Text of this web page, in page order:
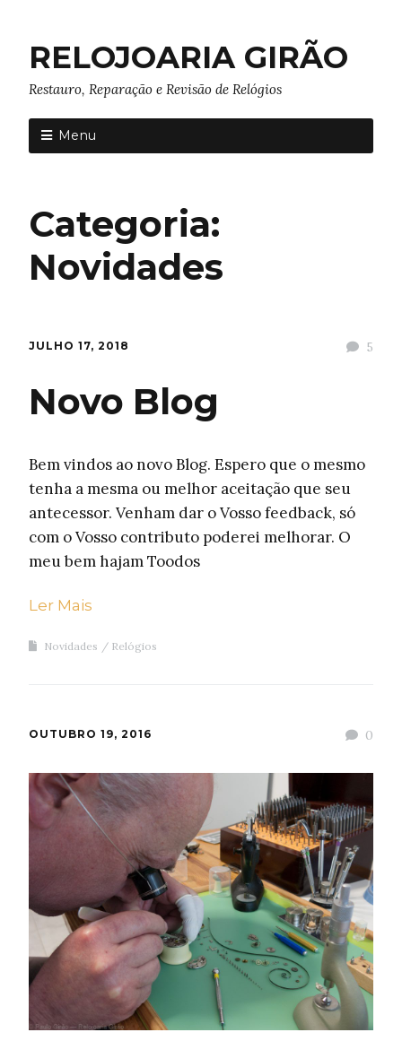
RELOJOARIA GIRÃO
Restauro, Reparação e Revisão de Relógios
Menu
Categoria:
Novidades
5
JULHO 17, 2018
Novo Blog
Bem vindos ao novo Blog. Espero que o mesmo
tenha a mesma ou melhor aceitação que seu
antecessor. Venham dar o Vosso feedback, só
com o Vosso contributo poderei melhorar. O
meu bem hajam Toodos
Ler Mais
Novidades Relógios
0
OUTUBRO 19, 2016